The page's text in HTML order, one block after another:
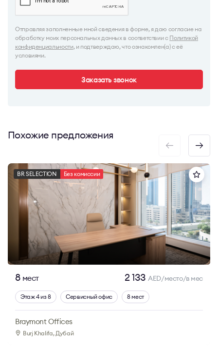
Отправляя заполненные мной сведения в форме, я даю согласие на
обработку моих персональных данных в соответствии с Политикой
конфиденциальности, и подтверждаю, что ознакомлен(а) с её
условиями.
Заказать звонок
Похожие предложения
BR SELECTION Без комиссии
8 мест 2 133AED/место/в мес
Этаж 4 из 8 Сервисный офис 8 мест
Braymont Offices
Burj Khalifa, Дубай